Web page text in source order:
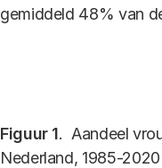
gemiddeld 48% van
Figuur 1. Aandeel
Nederland, 1985-2020